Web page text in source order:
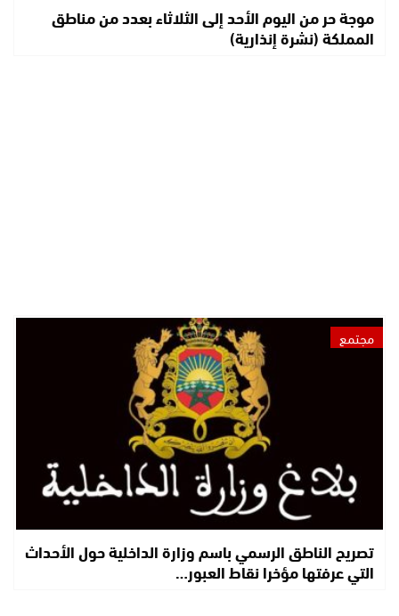
موجة حر من اليوم الأحد إلى الثلاثاء بعدد من مناطق
المملكة (نشرة إنذارية)
مجتمع
تصريح الناطق الرسمي باسم وزارة الداخلية حول الأحداث
التي عرفتها مؤخرا نقاط العبور…